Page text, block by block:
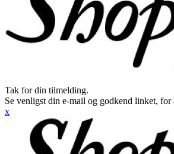
Tak for din tilmelding.
Se venligst din e-mail og godkend linket,
x